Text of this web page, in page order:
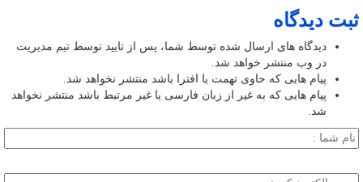
ثبت دیدگاه
دیدگاه های ارسال شده توسط شما، پس از تایید توسط تیم مدیریت
در وب منتشر خواهد شد.
پیام هایی که حاوی تهمت یا افترا باشد منتشر نخواهد شد.
پیام هایی که به غیر از زبان فارسی یا غیر مرتبط باشد منتشر نخواهد
شد.